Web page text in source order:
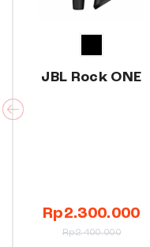
JBL Rock ONE
Rp2.300.000
Rp2.400.000